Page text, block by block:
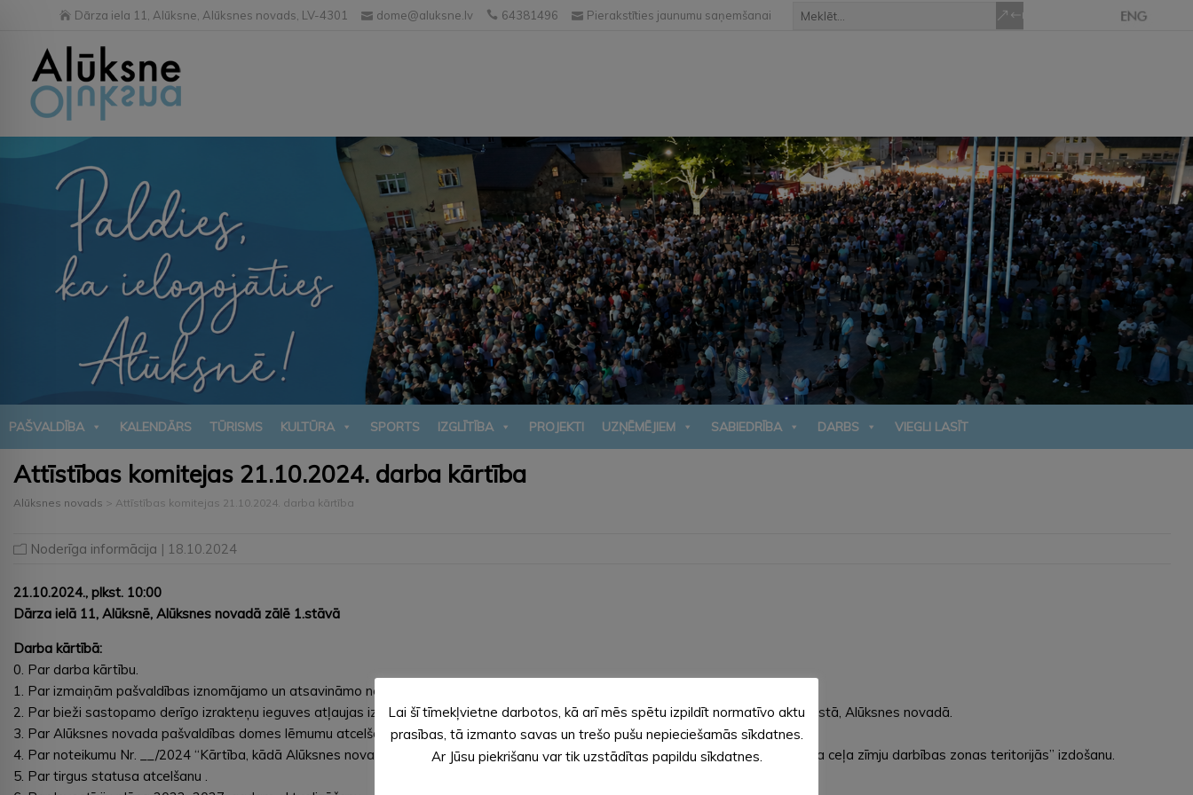
Dārza iela 11, Alūksne, Alūksnes novads, LV-4301 dome@aluksne.lv 64381496 Pierakstīties jaunumu saņemšanai
PAŠVALDĪBA KALENDĀRS TŪRISMS KULTŪRA SPORTS IZGLĪTĪBA PROJEKTI UZŅĒMĒJIEM SABIEDRĪBA DARBS VIEGLI LASĪT
Attīstības komitejas 21.10.2024. darba kārtība
Alūksnes novads > Attīstības komitejas 21.10.2024. darba kārtība
Noderīga informācija | 18.10.2024
21.10.2024., plkst. 10:00
Dārza ielā 11, Alūksnē, Alūksnes novadā zālē 1.stāvā
Darba kārtībā:
0. Par darba kārtību.
1. Par izmaiņām pašvaldības iznomājamo un atsavināmo nekustamo īpašumu sarakstā.
2. Par bieži sastopamo derīgo izrakteņu ieguves atļaujas izsniegšanu smilts-grants un smilts atradnei “Jaunrautiņas”, Ziemera pagastā, Alūksnes novadā.
3. Par Alūksnes novada pašvaldības domes lēmumu atcelšanu.
4. Par noteikumu Nr. __/2024 “Kārtība, kādā Alūksnes novada pašvaldība izsniedz atļaujas transportlīdzekļa iebraukšanai aizlieguma ceļa zīmju darbības zonas teritorijās” izdošanu.
5. Par tirgus statusa atcelšanu .
Lai šī tīmekļvietne darbotos, kā arī mēs spētu izpildīt normatīvo aktu
prasības, tā izmanto savas un trešo pušu nepieciešamās sīkdatnes.
Ar Jūsu piekrišanu var tik uzstādītas papildu sīkdatnes.